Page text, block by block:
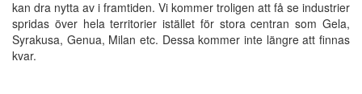
kan dra nytta av i framtiden. Vi kommer troligen att få se industrier
spridas över hela territorier istället för stora centran som Gela,
Syrakusa, Genua, Milan etc. Dessa kommer inte längre att finnas
kvar.